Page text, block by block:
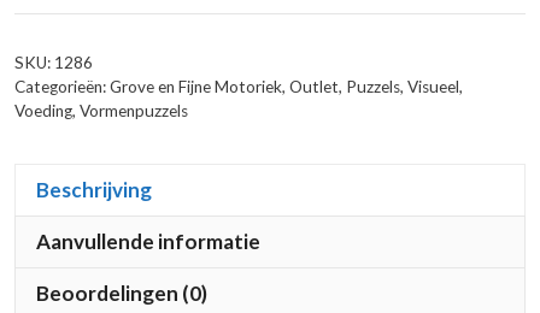
SKU: 1286
Categorieën:Grove en Fijne Motoriek, Outlet, Puzzels, Visueel,
Voeding, Vormenpuzzels
Beschrijving
Aanvullende informatie
Beoordelingen (0)